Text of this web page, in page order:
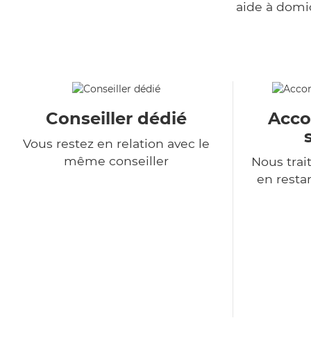
aide à
Conseiller dédié
Vous restez en relation avec le
même conseiller
Nous
en